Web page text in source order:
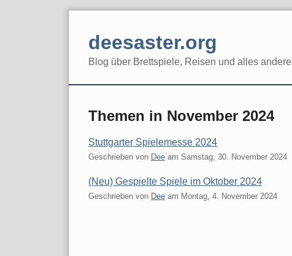
deesaster.org
Blog über Brettspiele, Reisen und alles andere
Themen in November 2024
Stuttgarter Spielemesse 2024
Geschrieben von Dee am Samstag, 30. November 2024
(Neu) Gespielte Spiele im Oktober 2024
Geschrieben von Dee am Montag, 4. November 2024